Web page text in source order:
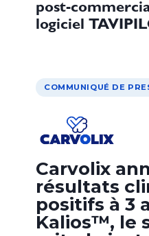
post-
logiciel
COMMUNIQUÉ DE
Carvolix
résultats
positifs à 3
Kalios™, le